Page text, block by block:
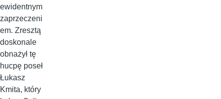
ewidentnym
zaprzeczeni
em. Zresztą
doskonale
obnażył tę
hucpę poseł
Łukasz
Kmita, który